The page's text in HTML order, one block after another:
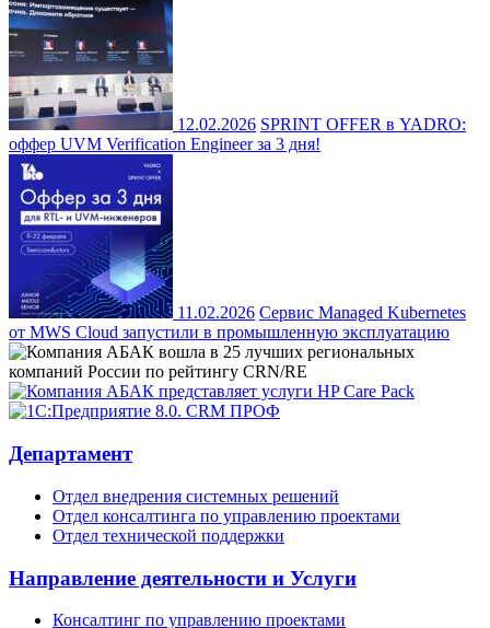
12.02.2026 SPRINT OFFER в YADRO:
оффер UVM Verification Engineer за 3 дня!
11.02.2026 Сервис Managed Kubernetes
от MWS Cloud запустили в промышленную эксплуатацию
Департамент
Отдел внедрения системных решений
Отдел консалтинга по управлению проектами
Отдел технической поддержки
Направление деятельности и Услуги
Консалтинг по управлению проектами